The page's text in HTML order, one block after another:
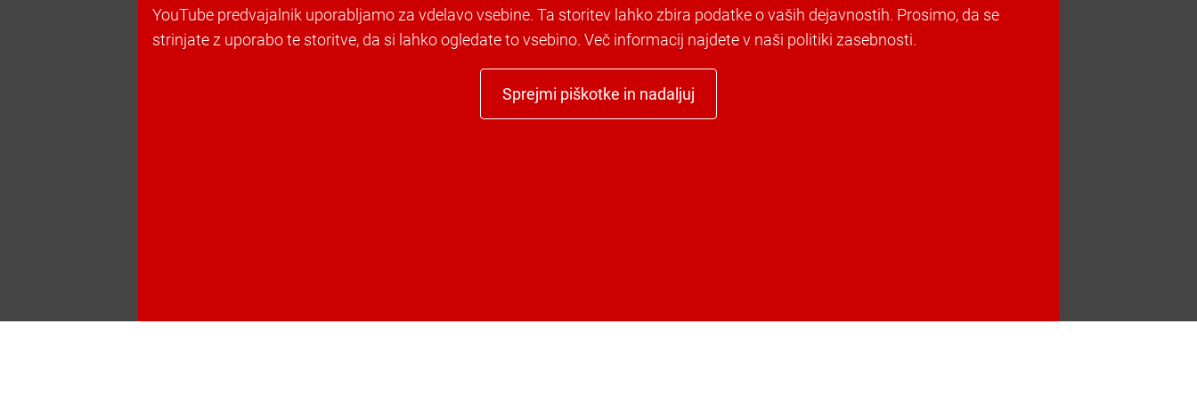
YouTube predvajalnik uporabljamo za vdelavo vsebine. Ta storitev lahko zbira podatke o vaših dejavnostih. Prosimo, da se
strinjate z uporabo te storitve, da si lahko ogledate to vsebino. Več informacij najdete v naši politiki zasebnosti.
Sprejmi piškotke in nadaljuj